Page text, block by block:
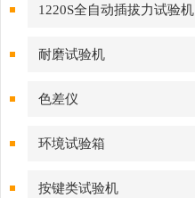
1220S全自动插拔力试验机
耐磨试验机
色差仪
环境试验箱
按键类试验机